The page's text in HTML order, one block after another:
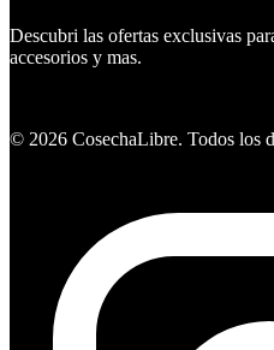
Descubri las ofertas exclusivas
accesorios y mas.
© 2026 CosechaLibre. Todos los